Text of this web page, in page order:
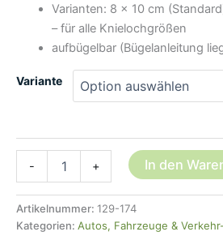
Varianten: 8 × 10 cm
– für alle Knielochgrößen
aufbügelbar (Bügelanleitung
Variante
-
Knieflicken
Retro,
2
+ In den
Artikelnummer: 129-174
Kategorien: Autos, Fahrzeuge &